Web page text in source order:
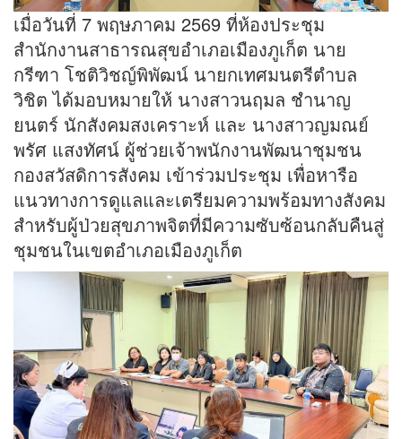
เมื่อวันที่ 7 พฤษภาคม 2569 ที่ห้องประชุม
สำนักงานสาธารณสุขอำเภอเมืองภูเก็ต นาย
กรีฑา โชติวิชญ์พิพัฒน์ นายกเทศมนตรีตำบล
วิชิต ได้มอบหมายให้ นางสาวนฤมล ชำนาญ
ยนตร์ นักสังคมสงเคราะห์ และ นางสาวญมณย์
พรัศ แสงทัศน์ ผู้ช่วยเจ้าพนักงานพัฒนาชุมชน
กองสวัสดิการสังคม เข้าร่วมประชุม เพื่อหารือ
แนวทางการดูแลและเตรียมความพร้อมทางสังคม
สำหรับผู้ป่วยสุขภาพจิตที่มีความซับซ้อนกลับคืนสู่
ชุมชนในเขตอำเภอเมืองภูเก็ต